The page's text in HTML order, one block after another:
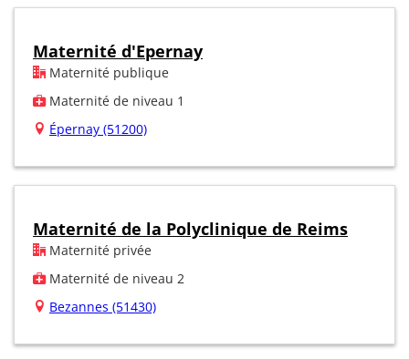
Maternité d'Epernay
Maternité publique
Maternité de niveau 1
Épernay (51200)
Maternité de la Polyclinique de Reims
Maternité privée
Maternité de niveau 2
Bezannes (51430)